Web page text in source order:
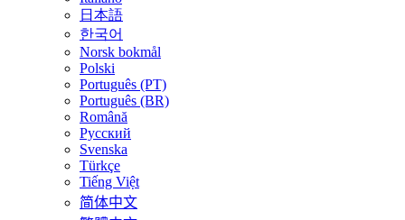
日本語
한국어
Norsk bokmål
Polski
Português (PT)
Português (BR)
Română
Русский
Svenska
Türkçe
Tiếng Việt
简体中文